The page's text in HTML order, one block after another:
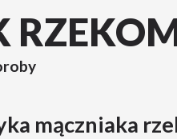
mączniaka